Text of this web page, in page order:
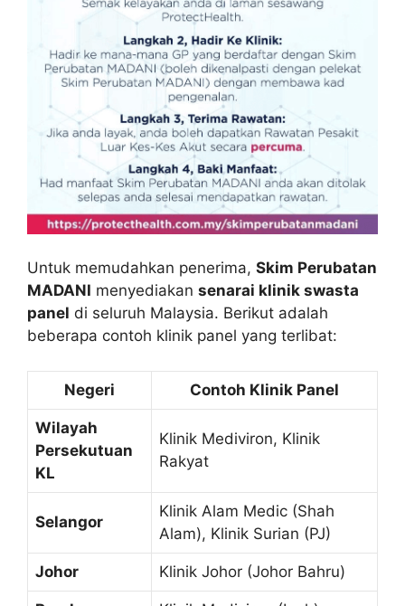
Untuk memudahkan penerima, Skim Perubatan
MADANI menyediakan senarai klinik swasta
panel di seluruh Malaysia. Berikut adalah
beberapa contoh klinik panel yang terlibat:
Negeri Contoh Klinik Panel
Wilayah
Persekutuan
KL
Klinik Mediviron, Klinik
Rakyat
Selangor
Klinik Alam Medic (Shah
Alam), Klinik Surian (PJ)
Johor Klinik Johor (Johor Bahru)